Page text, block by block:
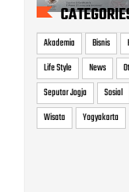
Akademia Bisnis
Life Style
News
Seputar Jogja
Sosial
Wisata
Yogyakarta